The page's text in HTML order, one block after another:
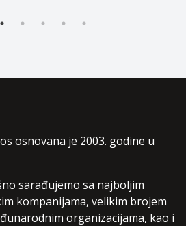
osnovana je 2003. godine u
sarađujemo sa najboljim
kompanijama, velikim brojem
organizacijama, kao i